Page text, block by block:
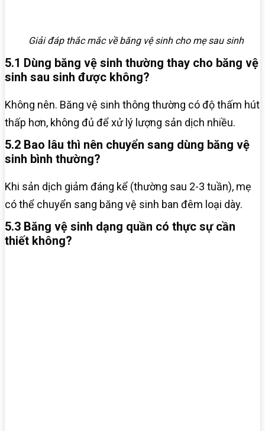
Giải đáp thắc mắc về băng vệ sinh cho mẹ sau sinh
5.1 Dùng băng vệ sinh thường thay cho băng vệ
sinh sau sinh được không?
Không nên. Băng vệ sinh thông thường có độ thấm hút
thấp hơn, không đủ để xử lý lượng sản dịch nhiều.
5.2 Bao lâu thì nên chuyển sang dùng băng vệ
sinh bình thường?
Khi sản dịch giảm đáng kể (thường sau 2-3 tuần), mẹ
có thể chuyển sang băng vệ sinh ban đêm loại dày.
5.3 Băng vệ sinh dạng quần có thực sự cần
thiết không?